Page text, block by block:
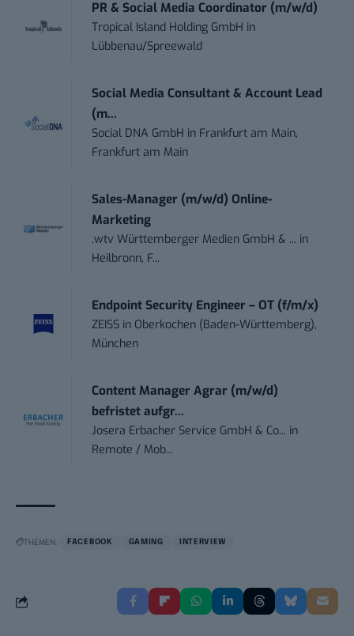
PR & Social Media Coordinator (m/w/d)
Tropical Island Holding GmbH in
Lübbenau/Spreewald
Social Media Consultant & Account Lead
(m...
Social DNA GmbH in Frankfurt am Main,
Frankfurt am Main
Sales-Manager (m/w/d) Online-
Marketing
.wtv Württemberger Medien GmbH & ... in
Heilbronn, F...
Endpoint Security Engineer – OT (f/m/x)
ZEISS in Oberkochen (Baden-Württemberg),
München
Content Manager Agrar (m/w/d)
befristet aufgr...
Josera Erbacher Service GmbH & Co... in
Remote / Mob...
THEMEN: FACEBOOK GAMING INTERVIEW